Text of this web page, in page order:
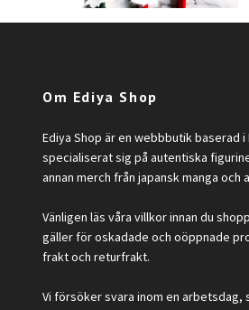
Om Ediya Shop
Ediya Shop är en webbbutik baserad
specialiserat sig på autentiska
annan merch från japansk manga och
Vänligen läs våra villkor innan du
gäller för oskadade och oöppnade
frakt och returfrakt.
Vi försöker svara inom en